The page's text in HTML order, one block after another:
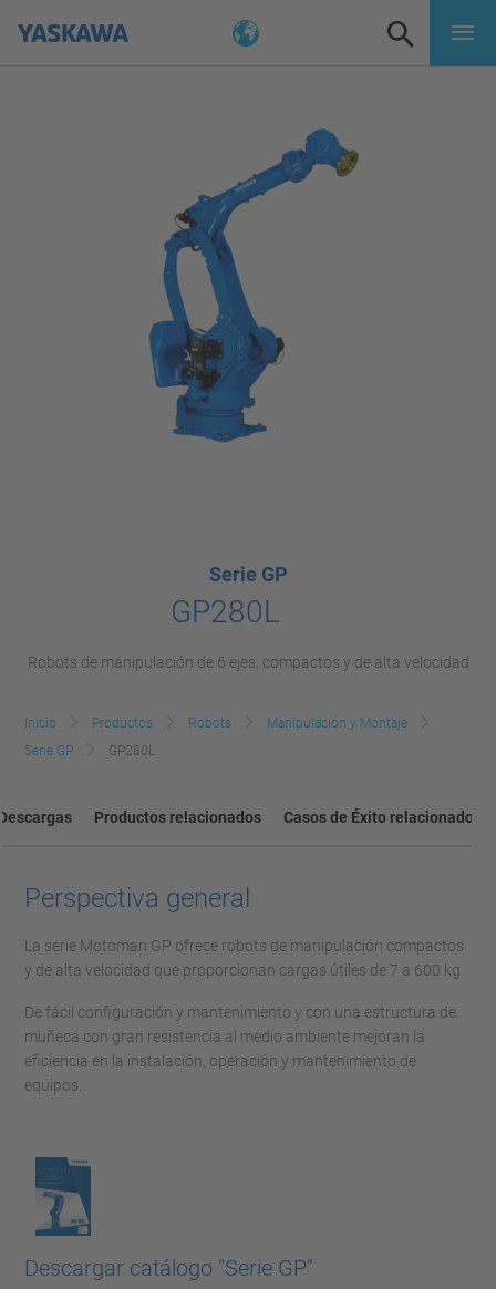
Serie GP
GP280L
Robots de manipulación de 6 ejes, compactos y de alta velocidad
Inicio Productos Robots
Manipulación y Montaje
Serie GP
GP280L
Productos relacionados Casos de Éxito relacionados
Perspectiva general
La serie Motoman GP ofrece robots de manipulación compactos
y de alta velocidad que proporcionan cargas útiles de 7 a 600 kg
De fácil configuración y mantenimiento y con una estructura de
muñeca con gran resistencia al medio ambiente mejoran la
eficiencia en la instalación, operación y mantenimiento de
equipos.
Descargar catálogo "Serie GP"